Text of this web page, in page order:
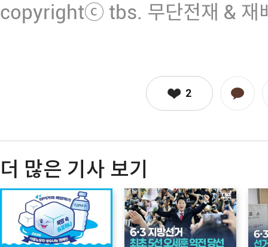
copyrightⓒ tbs. 무단전재 & 재
2
더 많은 기사 보기